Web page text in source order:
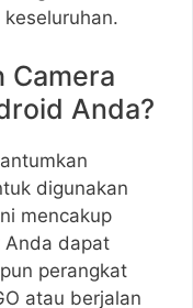
Camera
Anda?
digunakan
mencakup
Anda dapat
perangkat
atau berjalan